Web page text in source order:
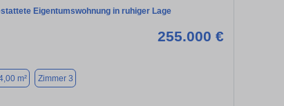
Eigentumswohnung in ruhiger Lage
255.000 €
m² Zimmer 3